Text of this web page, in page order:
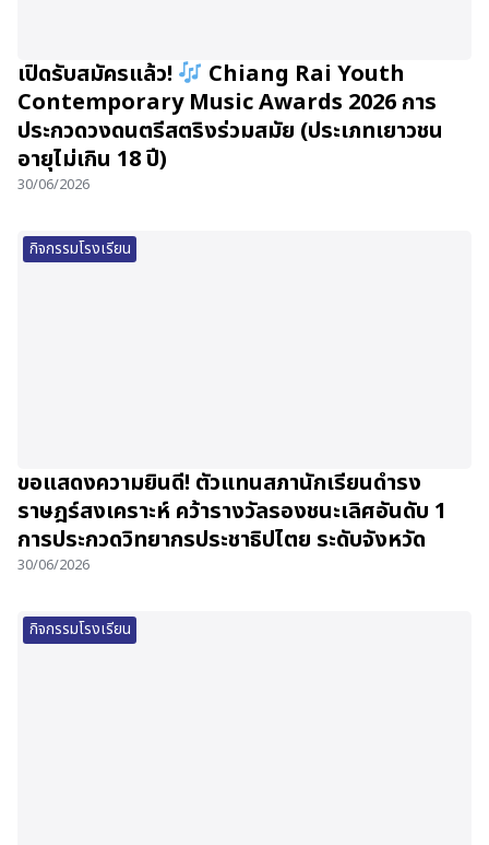
เปิดรับสมัครแล้ว!
Chiang Rai Youth
Contemporary Music Awards 2026 การ
ประกวดวงดนตรีสตริงร่วมสมัย (ประเภทเยาวชน
อายุไม่เกิน 18 ปี)
30/06/2026
กิจกรรมโรงเรียน
ขอแสดงความยินดี! ตัวแทนสภานักเรียนดำรง
ราษฎร์สงเคราะห์ คว้ารางวัลรองชนะเลิศอันดับ 1
การประกวดวิทยากรประชาธิปไตย ระดับจังหวัด
30/06/2026
กิจกรรมโรงเรียน